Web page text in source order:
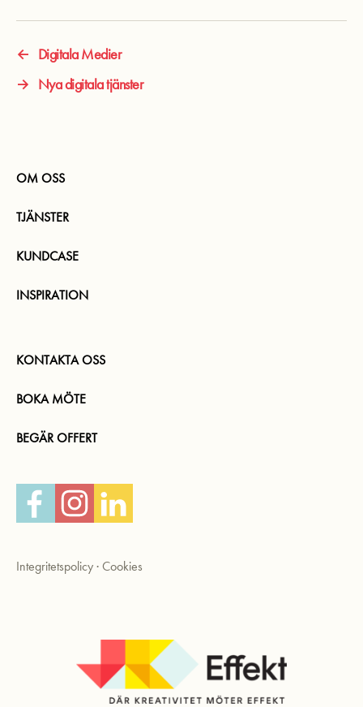
←
Digitala Medier
→
Nya digitala tjänster
OM OSS
TJÄNSTER
KUNDCASE
INSPIRATION
KONTAKTA OSS
BOKA MÖTE
BEGÄR OFFERT
FacebookInstagram
LinkedIn
Integritetspolicy · Cookies